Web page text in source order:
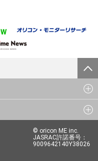
© oricon ME inc.
JASRAC許諾番号：
9009642140Y38026